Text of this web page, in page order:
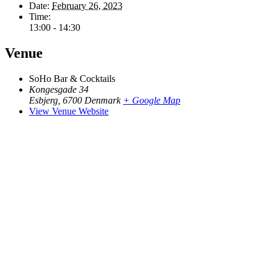
Date: February 26, 2023
Time:
13:00 - 14:30
Venue
SoHo Bar & Cocktails
Kongesgade 34
Esbjerg 6700 Denmark + Google Map
View Venue Website